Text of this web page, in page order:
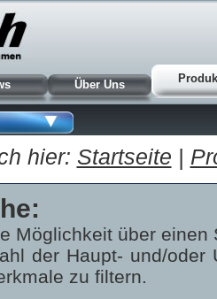
Über Uns
hier: Startseite |
Möglichkeit über
der Haupt- und/
zu filtern.